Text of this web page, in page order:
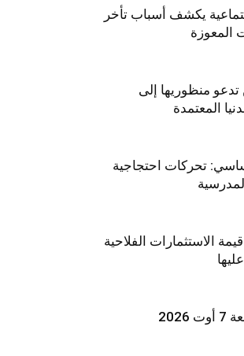
يكشف أسباب تأخر
المعوزة
تدعو منظوريها إلى
المعتمدة
تحركات احتجاجية
في قيمة الاستثمارات الفلاحية